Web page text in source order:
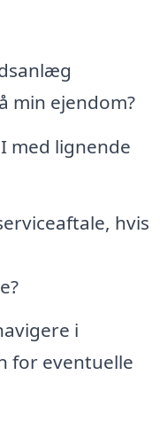
min ejendom?
med lignende
hvis
i
for eventuelle